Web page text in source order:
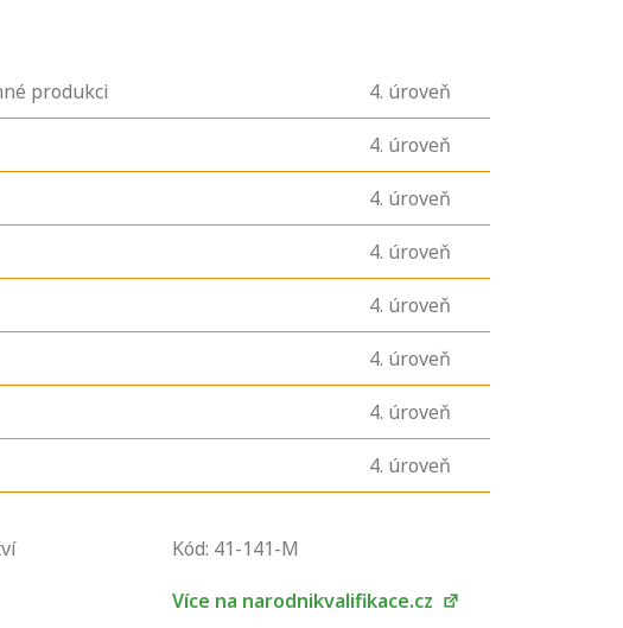
produkci 4. úroveň
4. úroveň
4. úroveň
4. úroveň
4. úroveň
4. úroveň
4. úroveň
4. úroveň
Kód: 41-141-M
Více na narodnikvalifikace.cz
U řady živností je
Pro které toto